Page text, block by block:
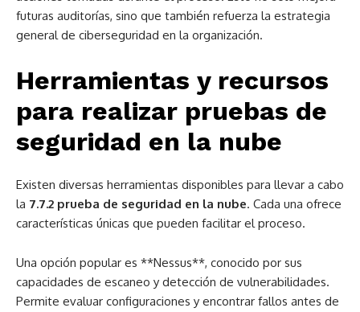
futuras auditorías, sino que también refuerza la estrategia
general de ciberseguridad en la organización.
Herramientas y recursos
para realizar pruebas de
seguridad en la nube
Existen diversas herramientas disponibles para llevar a cabo
la 7.7.2 prueba de seguridad en la nube. Cada una ofrece
características únicas que pueden facilitar el proceso.
Una opción popular es **Nessus**, conocido por sus
capacidades de escaneo y detección de vulnerabilidades.
Permite evaluar configuraciones y encontrar fallos antes de